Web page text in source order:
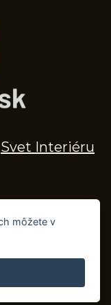
Svet Interiéru
kovania,
môžete v